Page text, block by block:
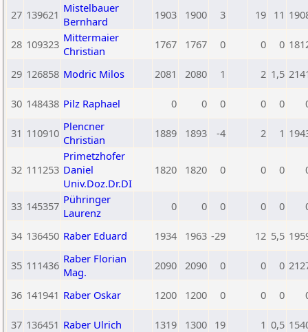
27 139621 Mistelbauer
Bernhard
1903 1900 3 19 11
28 109323 Mittermaier
Christian
1767 1767 0 0 0
29 126858 Modric Milos 2081 2080 1 2 1,5
30 148438 Pilz Raphael 0 0 0 0 0
31 110910 Plencner
Christian
1889 1893 -4 2 1
32 111253
Primetzhofer
Daniel
Univ.Doz.Dr.DI
1820 1820 0 0 0
33 145357 Pühringer
Laurenz
0 0 0 0 0
34 136450 Raber Eduard 1934 1963 -29 12 5,5
35 111436 Raber Florian
Mag.
2090 2090 0 0 0
36 141941 Raber Oskar 1200 1200 0 0 0
37 136451 Raber Ulrich 1319 1300 19 1 0,5